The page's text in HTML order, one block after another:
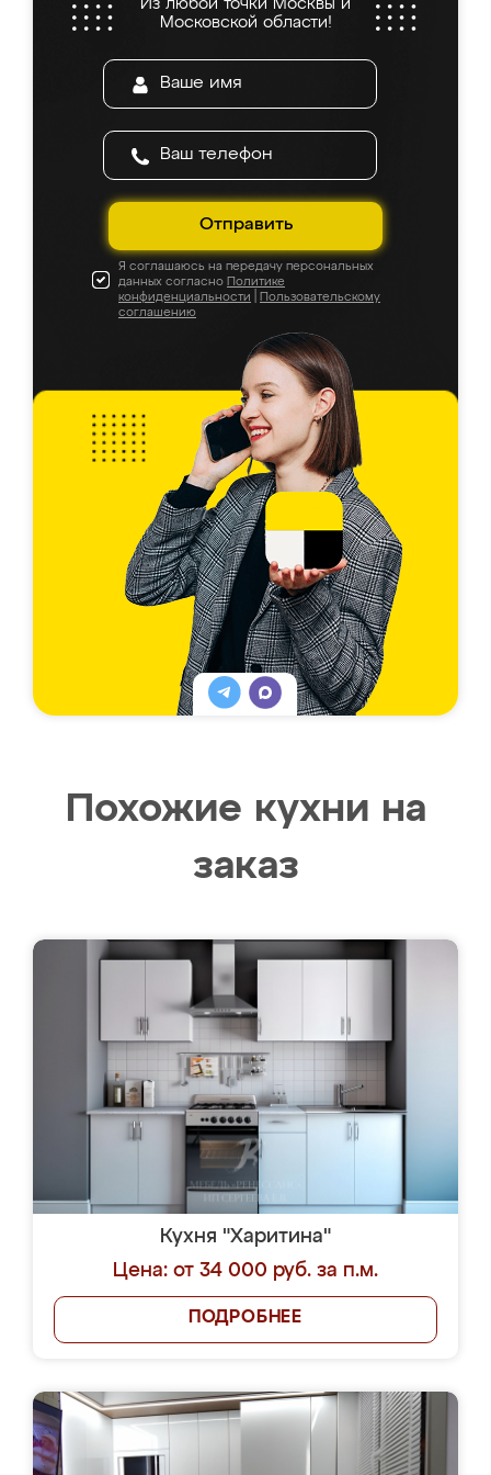
Из любой точки Москвы и
Московской области!
Отправить
Я соглашаюсь на передачу персональных
данных согласно Политике
конфиденциальности
Пользовательскому
соглашению
Похожие кухни на
заказ
Кухня "Харитина"
Цена: от 34 000 руб. за п.м.
ПОДРОБНЕЕ